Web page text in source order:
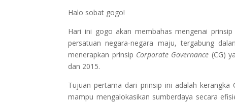
Halo sobat gogo!
Hari ini gogo akan membahas mengenai
persatuan negara-negara maju, tergabung
menerapkan prinsip Corporate Governance (CG)
dan 2015.
Tujuan pertama dari prinsip ini adalah
mampu mengalokasikan sumberdaya secara